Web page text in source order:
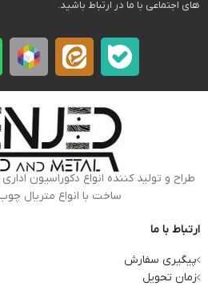
های اجتماعی با ما در ارتباط باشید.
طراح و تولید کننده انواع دکوراسیون
ساخت با انواع متریال
ارتباط با ما
پیگیری سفارش
زمان تحویل